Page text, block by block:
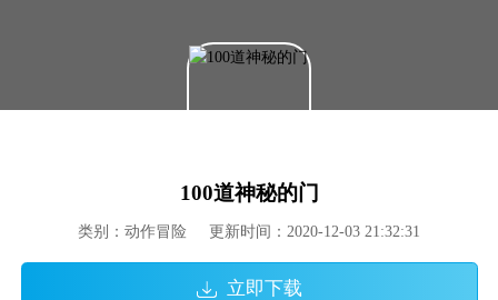
100道神秘的门
类别：动作冒险 更新时间：2020-12-03 21:32:31
立即下载